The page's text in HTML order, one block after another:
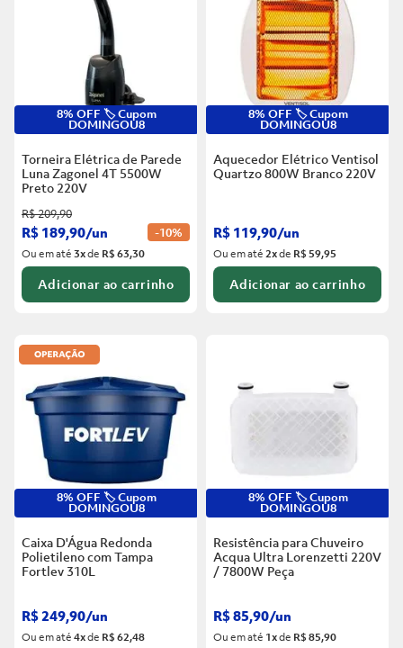
8% OFF 🏷️ Cupom
DOMINGOU8
Torneira Elétrica de Parede
Luna Zagonel 4T 5500W
Preto 220V
R$209,90
R$ 189,90/un -10%
Ou em até3xde R$ 63,30
Adicionar ao carrinho
8% OFF 🏷️ Cupom
DOMINGOU8
Aquecedor Elétrico Ventisol
Quartzo 800W Branco 220V
R$ 119,90/un
Ou em até2xde R$ 59,95
Adicionar ao carrinho
8% OFF 🏷️ Cupom
DOMINGOU8
Caixa D'Água Redonda
Polietileno com Tampa
Fortlev 310L
R$249,90/un
Ou em até4xde R$ 62,48
8% OFF 🏷️ Cupom
DOMINGOU8
Resistência para Chuveiro
Acqua Ultra Lorenzetti 220V
/ 7800W Peça
R$85,90/un
Ou em até 1xde R$ 85,90